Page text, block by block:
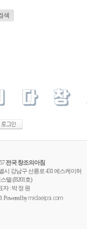
색
전국 창조의아침
시 강남구 선릉로 431 에스케이허
텔 (B201호)
자 : 박 정 원
bymidaeipsi.com